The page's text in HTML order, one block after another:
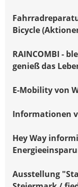
Bicycle
RAINCOMBI -
genieß das
E-Mobility von
Informationen
Hey Way
Ausstellung